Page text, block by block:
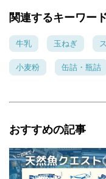
関連するキーワー
牛乳 玉ねぎ
小麦粉 缶詰・瓶詰
おすすめの記事